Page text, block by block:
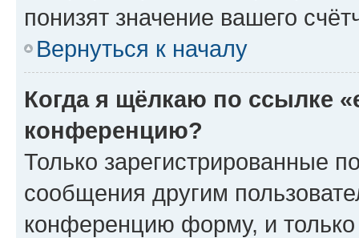
понизят значение вашего
Вернуться к началу
Когда я щёлкаю по ссылке
конференцию?
Только зарегистрированные
сообщения другим
конференцию форму, и